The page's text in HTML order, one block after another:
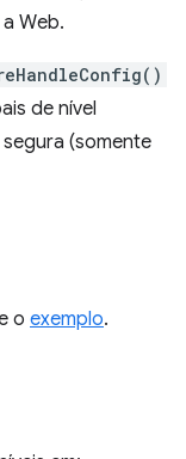
Web.
de nível
(somente
o exemplo.